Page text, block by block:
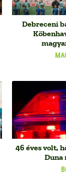
Debreceni
46 éves volt,
Duna